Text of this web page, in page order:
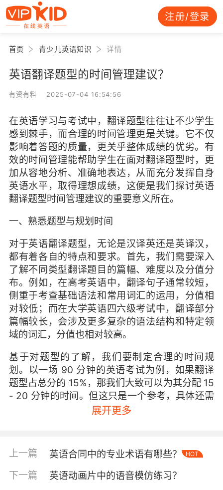
注册/登录
首页 青少儿英语知识 详情
英语翻译题型的时间管理建议？
有资有料 2025-07-04 16:54:56
在英语学习与考试中，翻译题型往往让不少学生
感到棘手，而合理的时间管理更是关键。它不仅
影响着答题的质量，更关乎整体成绩的优劣。有
效的时间管理能帮助学生在面对翻译题型时，更
加从容地分析、准确地表达，从而充分发挥自身
英语水平，取得理想成绩，这便是我们探讨英语
翻译题型时间管理建议的重要意义所在。
一、熟悉题型与规划时间
对于英语翻译题型，无论是汉译英还是英译汉，
都有着各自的特点和要求。首先，我们需要深入
了解不同类型翻译题目的篇幅、难度以及分值分
布。例如，在高考英语中，翻译句子通常较短，
侧重于考查基础语法和常用词汇的运用，分值相
对较低；而在大学英语四六级考试中，翻译部分
篇幅较长，会涉及更多复杂的语法结构和特定领
域的词汇，分值也相对较高。
基于对题型的了解，我们要制定合理的时间规
划。以一场 90 分钟的英语考试为例，如果翻译
题型占总分的 15%，那我们大致可以为其分配 15
- 20 分钟的时间。但这只是一个参考，具体还需
根据个人的实际情况进行调整。比如，对于基础
水平较高、翻译速度较快的学生，则可以适当缩
短时间，将更多精力放在其他题型上。
在实际考试中，我们还要根据题目的难度灵活调
展开更多
上一篇 英语合同中的专业术语有哪些？ HOT
下一篇 英语动画片中的语音模仿练习？